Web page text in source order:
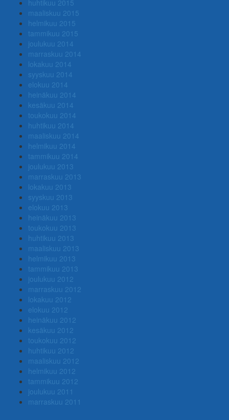
huhtikuu 2015
maaliskuu 2015
helmikuu 2015
tammikuu 2015
joulukuu 2014
marraskuu 2014
lokakuu 2014
syyskuu 2014
elokuu 2014
heinäkuu 2014
kesäkuu 2014
toukokuu 2014
huhtikuu 2014
maaliskuu 2014
helmikuu 2014
tammikuu 2014
joulukuu 2013
marraskuu 2013
lokakuu 2013
syyskuu 2013
elokuu 2013
heinäkuu 2013
toukokuu 2013
huhtikuu 2013
maaliskuu 2013
helmikuu 2013
tammikuu 2013
joulukuu 2012
marraskuu 2012
lokakuu 2012
elokuu 2012
heinäkuu 2012
kesäkuu 2012
toukokuu 2012
huhtikuu 2012
maaliskuu 2012
helmikuu 2012
tammikuu 2012
joulukuu 2011
marraskuu 2011